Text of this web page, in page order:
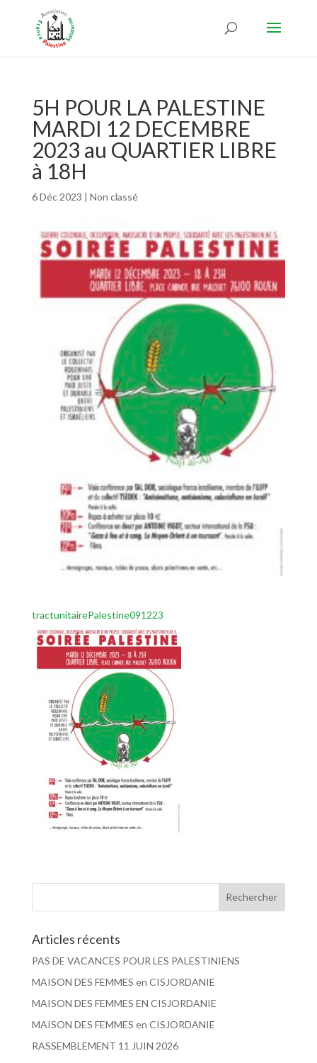
5H POUR LA PALESTINE
MARDI 12 DECEMBRE
2023 au QUARTIER LIBRE
à 18H
6 Déc 2023 | Non classé
tractunitairePalestine091223
Articles récents
PAS DE VACANCES POUR LES PALESTINIENS
MAISON DES FEMMES en CISJORDANIE
MAISON DES FEMMES EN CISJORDANIE
MAISON DES FEMMES en CISJORDANIE
RASSEMBLEMENT 11 JUIN 2026